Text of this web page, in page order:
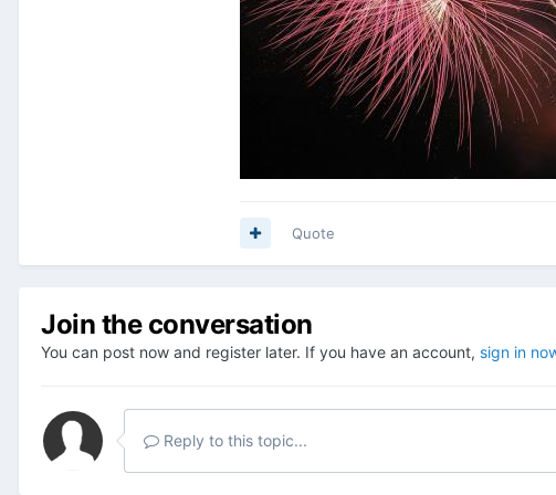
Quote
Join the conversation
You can post now and register later. If you have an account, sign in
Reply to this topic...